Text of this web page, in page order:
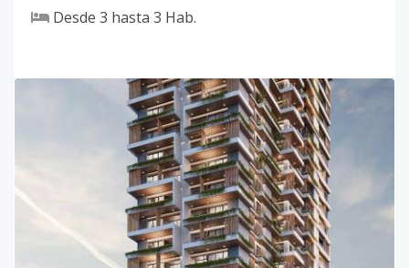
Desde 3 hasta 3 Hab.